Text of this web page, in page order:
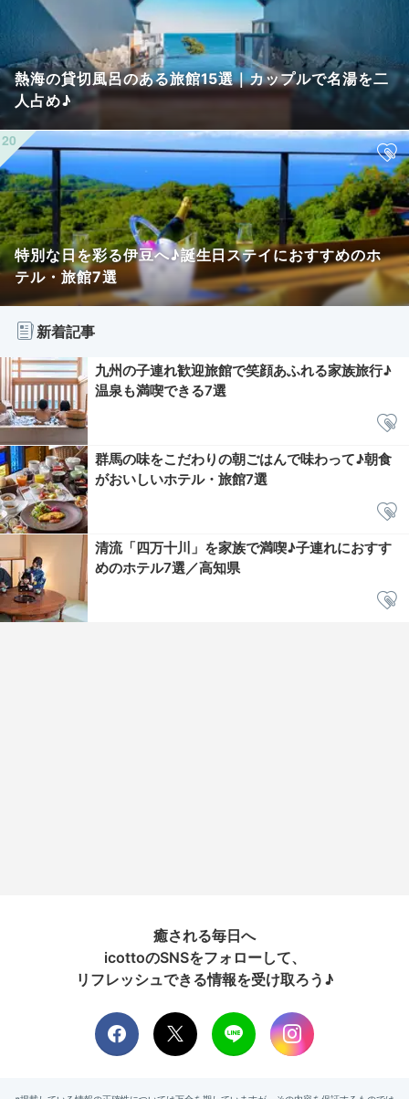
熱海の貸切風呂のある旅館15選｜カップルで名湯を二
人占め♪
特別な日を彩る伊豆へ♪誕生日ステイにおすすめのホ
テル・旅館7選
新着記事
九州の子連れ歓迎旅館で笑顔あふれる家族旅行♪
温泉も満喫できる7選
群馬の味をこだわりの朝ごはんで味わって♪朝食
がおいしいホテル・旅館7選
清流「四万十川」を家族で満喫♪子連れにおすす
めのホテル7選／高知県
癒される毎日へ
icottoのSNSをフォローして、
リフレッシュできる情報を受け取ろう♪